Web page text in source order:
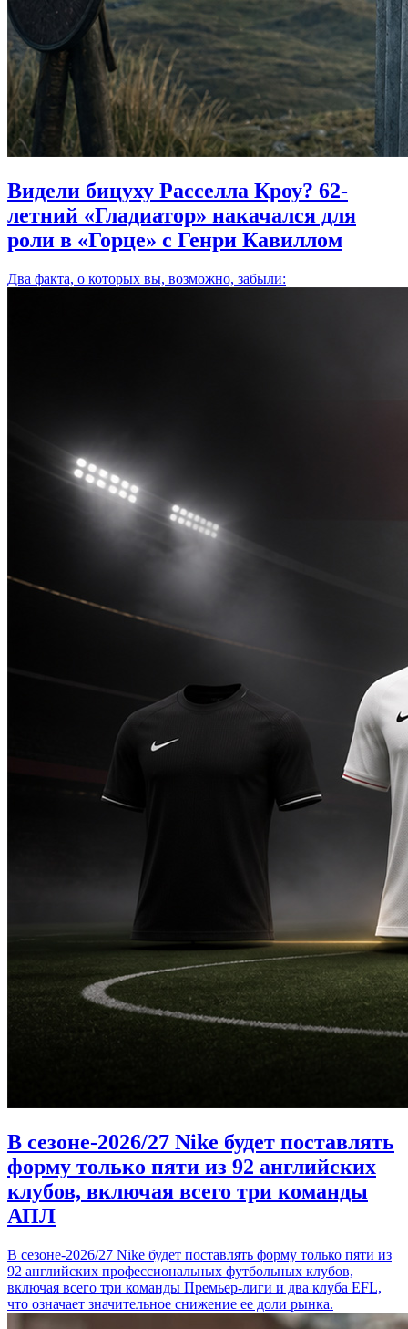
Видели бицуху Расселла Кроу? 62-
летний «Гладиатор» накачался для
роли в «Горце» с Генри Кавиллом
Два факта, о которых вы, возможно, забыли:
В сезоне-2026/27 Nike будет поставлять
форму только пяти из 92 английских
клубов, включая всего три команды
АПЛ
В сезоне-2026/27 Nike будет поставлять форму только пяти из
92 английских профессиональных футбольных клубов,
включая всего три команды Премьер-лиги и два клуба EFL,
что означает значительное снижение ее доли рынка.